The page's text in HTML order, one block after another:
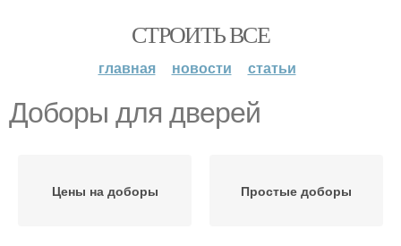
СТРОИТЬ ВСЕ
главная новости статьи
Доборы для дверей
Цены на доборы Простые доборы